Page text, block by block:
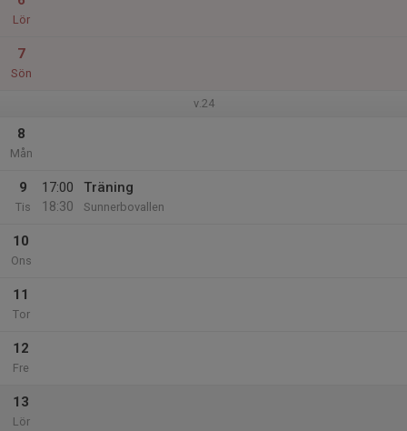
Lör
7
Sön
v.24
8
Mån
9
Tis
17:00
18:30
Träning
Sunnerbovallen
10
Ons
11
Tor
12
Fre
13
Lör